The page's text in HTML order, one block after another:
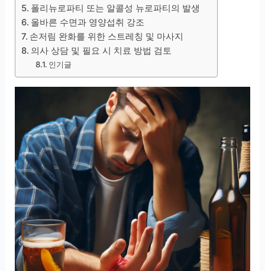
폴리뉴로파티 또는 알콜성 뉴로파티의 발생
올바른 수면과 영양섭취 강조
손저림 완화를 위한 스트레칭 및 마사지
의사 상담 및 필요 시 치료 방법 검토
인기글